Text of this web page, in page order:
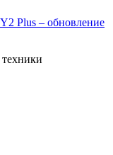
Plus – обновление